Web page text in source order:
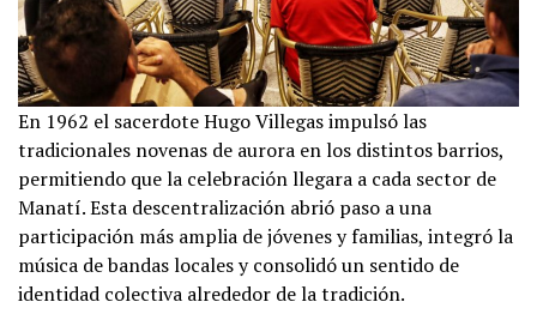
En 1962 el sacerdote Hugo Villegas impulsó las
tradicionales novenas de aurora en los distintos barrios,
permitiendo que la celebración llegara a cada sector de
Manatí. Esta descentralización abrió paso a una
participación más amplia de jóvenes y familias, integró la
música de bandas locales y consolidó un sentido de
identidad colectiva alrededor de la tradición.